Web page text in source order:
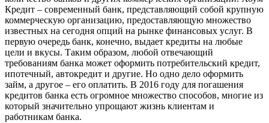
Кредит – современный банк, представляющий собой крупную
коммерческую организацию, предоставляющую множество
известных на сегодня опций на рынке финансовых услуг. В
первую очередь банк, конечно, выдает кредиты на любые
цели и вкусы. Таким образом, любой отвечающий
требованиям банка может оформить потребительский кредит,
ипотечный, автокредит и другие. Но одно дело оформить
займ, а другое – его оплатить. В 2016 году для погашения
кредитов банка есть огромное множество способов, многие из
который значительно упрощают жизнь клиентам и
работникам банка.